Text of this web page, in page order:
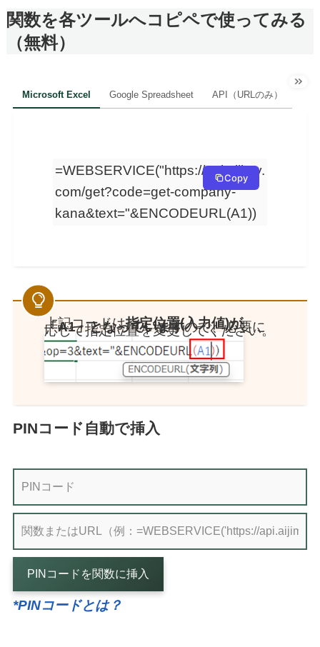
関数を各ツールへコピペで使ってみる
（無料）
Microsoft Excel Google Spreadsheet API（URLのみ）
=WEBSERVICE("https://api.aijimy.
com/get?code=get-company-
kana&text="&ENCODEURL(A1))
Copy
上記コードは指定位置(入力値)が
「A1」となっていますので、必要に
応じて指定位置を変更してください。
PINコード自動で挿入
PINコードを関数に挿入
*PINコードとは？